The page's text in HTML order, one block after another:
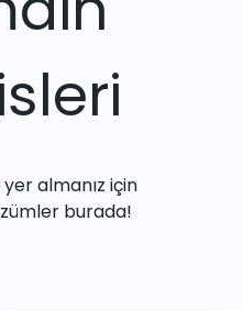
almanız için
burada!